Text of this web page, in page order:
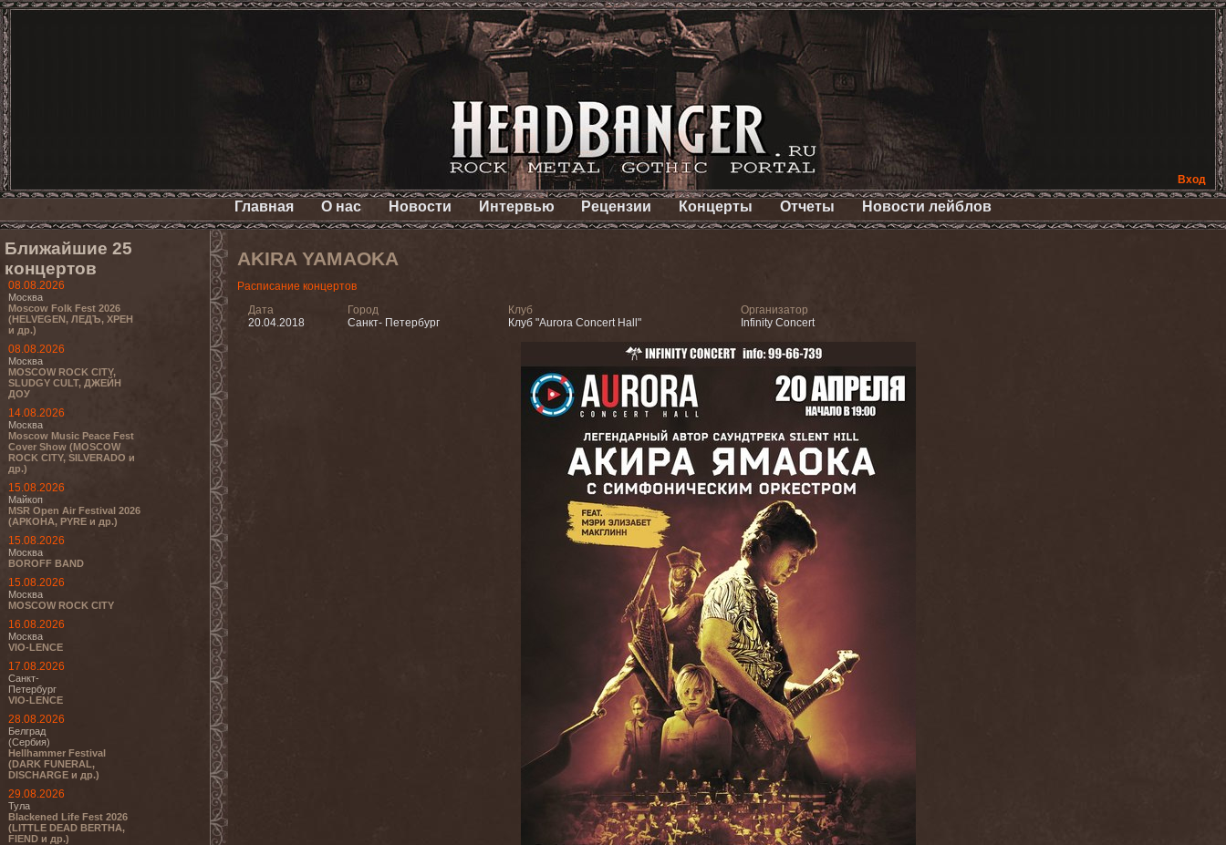
Вход
Главная О нас Новости Интервью Рецензии Концерты Отчеты Новости лейблов
Ближайшие 25
концертов
08.08.2026
Москва
Moscow Folk Fest 2026
(HELVEGEN, ЛЕДЪ, ХРЕН
и др.)
08.08.2026
Москва
MOSCOW ROCK CITY,
SLUDGY CULT, ДЖЕЙН
ДОУ
14.08.2026
Москва
Moscow Music Peace Fest
Cover Show (MOSCOW
ROCK CITY, SILVERADO и
др.)
15.08.2026
Майкоп
MSR Open Air Festival 2026
(АРКОНА, PYRE и др.)
15.08.2026
Москва
BOROFF BAND
15.08.2026
Москва
MOSCOW ROCK CITY
16.08.2026
Москва
VIO-LENCE
17.08.2026
Санкт-
Петербург
VIO-LENCE
28.08.2026
Белград
(Сербия)
Hellhammer Festival
(DARK FUNERAL,
DISCHARGE и др.)
29.08.2026
Тула
Blackened Life Fest 2026
(LITTLE DEAD BERTHA,
FIEND и др.)
AKIRA YAMAOKA
Расписание концертов
Дата
20.04.2018
Город
Санкт- Петербург
Клуб
Клуб "Aurora Concert Hall"
Организатор
Infinity Concert